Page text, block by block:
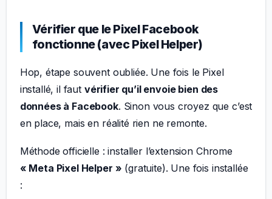
Vérifier que le Pixel Facebook
fonctionne (avec Pixel Helper)
Hop, étape souvent oubliée. Une fois le Pixel
installé, il faut vérifier qu’il envoie bien des
données à Facebook. Sinon vous croyez que c’est
en place, mais en réalité rien ne remonte.
Méthode officielle : installer l’extension Chrome
« Meta Pixel Helper » (gratuite). Une fois installée
: